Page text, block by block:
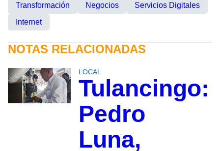
Transformación Negocios
Servicios Digitales
Internet
NOTAS RELACIONADAS
LOCAL
Tulancingo:
Pedro
Luna,